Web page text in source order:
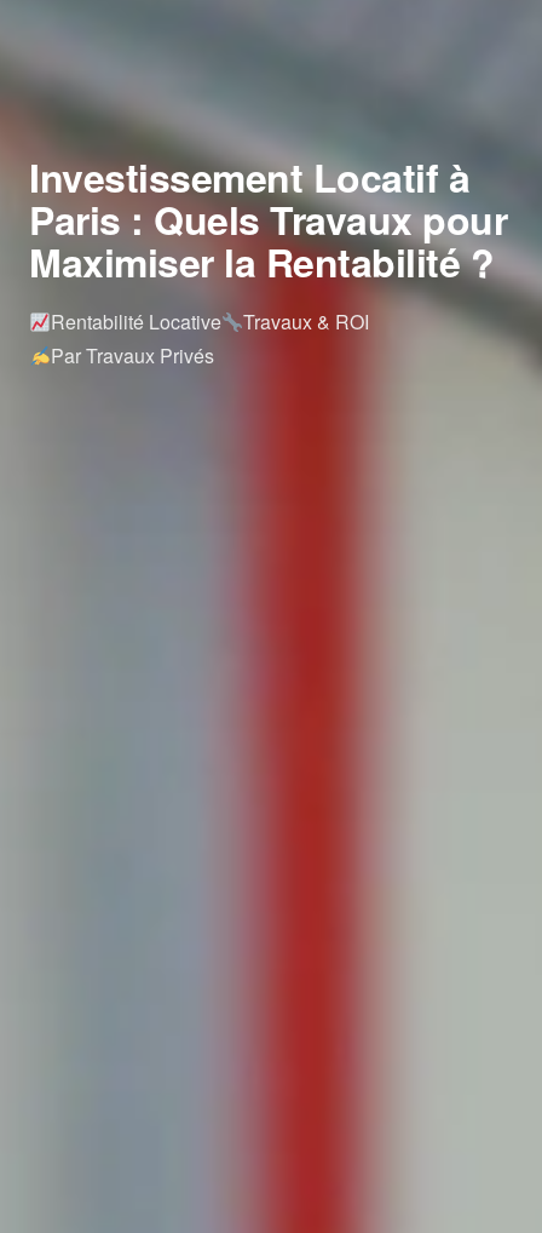
Investissement Locatif à
Paris : Quels Travaux pour
Maximiser la Rentabilité ?
Rentabilité Locative
Travaux & ROI
Par Travaux Privés